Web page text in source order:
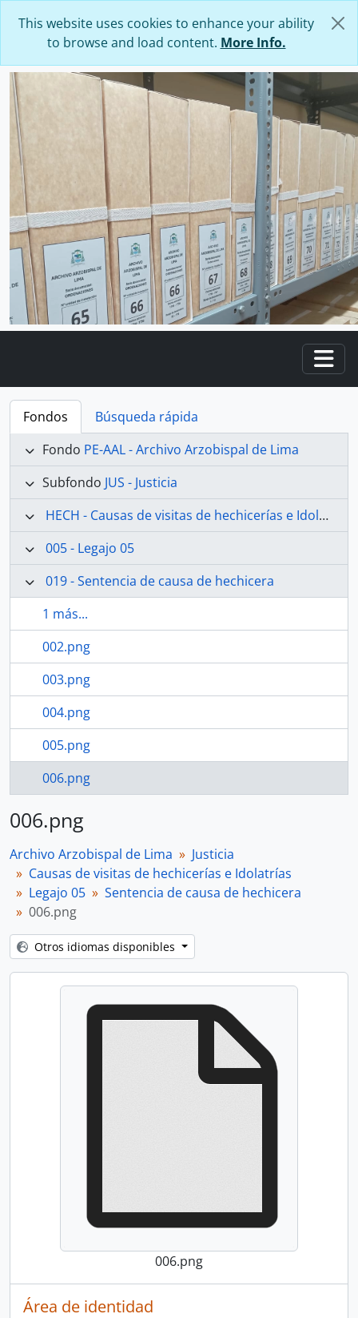
This website uses cookies to enhance your ability
to browse and load content. More Info.
Fondos
Búsqueda rápida
Fondo PE-AAL - Archivo Arzobispal de Lima
Subfondo JUS - Justicia
HECH - Causas de visitas de hechicerías e Idolatrías
005 - Legajo 05
019 - Sentencia de causa de hechicera
1 más...
002.png
003.png
004.png
005.png
006.png
006.png
Archivo Arzobispal de Lima
Justicia
Causas de visitas de hechicerías e Idolatrías
Legajo 05
Sentencia de causa de hechicera
006.png
Otros idiomas disponibles
006.png
Área de identidad